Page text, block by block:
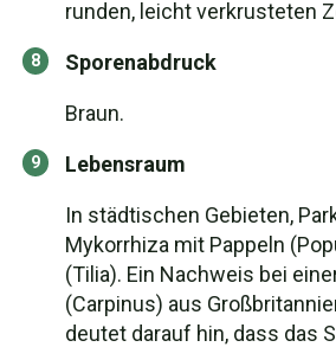
runden, leicht verkrusteten
Sporenabdruck
Braun.
Lebensraum
In städtischen Gebieten,
Mykorrhiza mit Pappeln
(Tilia). Ein Nachweis bei
(Carpinus) aus
deutet darauf hin, dass das